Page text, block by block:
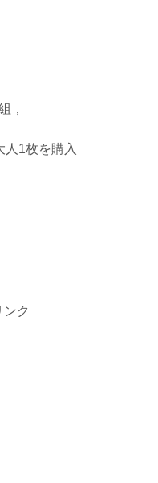
，
人1枚を購入
ンク